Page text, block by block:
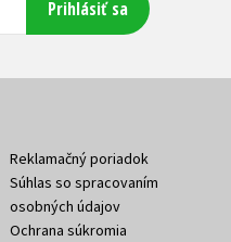
Prihlásiť sa
Reklamačný poriadok
Súhlas so spracovaním
osobných údajov
Ochrana súkromia